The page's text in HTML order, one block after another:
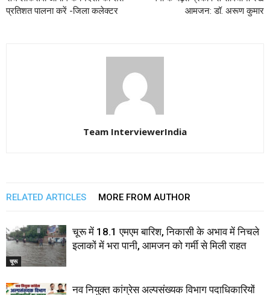
प्रतिशत पालना करें -जिला कलेक्टर
आमजन: डॉ. अरूण कुमार
Team InterviewerIndia
RELATED ARTICLES MORE FROM AUTHOR
चूरू
चूरू में 18.1 एमएम बारिश, निकासी के अभाव में निचले
इलाकों में भरा पानी, आमजन को गर्मी से मिली राहत
नव नियुक्त कांग्रेस अल्पसंख्यक विभाग पदाधिकारियों